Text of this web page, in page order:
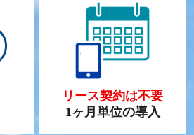
リース契約は不要
1ヶ月単位の導入